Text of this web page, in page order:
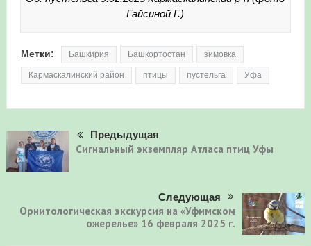
Гайсиной Г.)
Метки: Башкирия Башкортостан зимовка
Кармаскалинский район птицы пустельга Уфа
Предыдущая
Сигнальный экземпляр Атласа птиц Уфы
Следующая
Орнитологическая экскурсия на «Уфимском
ожерелье» 16 февраля 2025 г.